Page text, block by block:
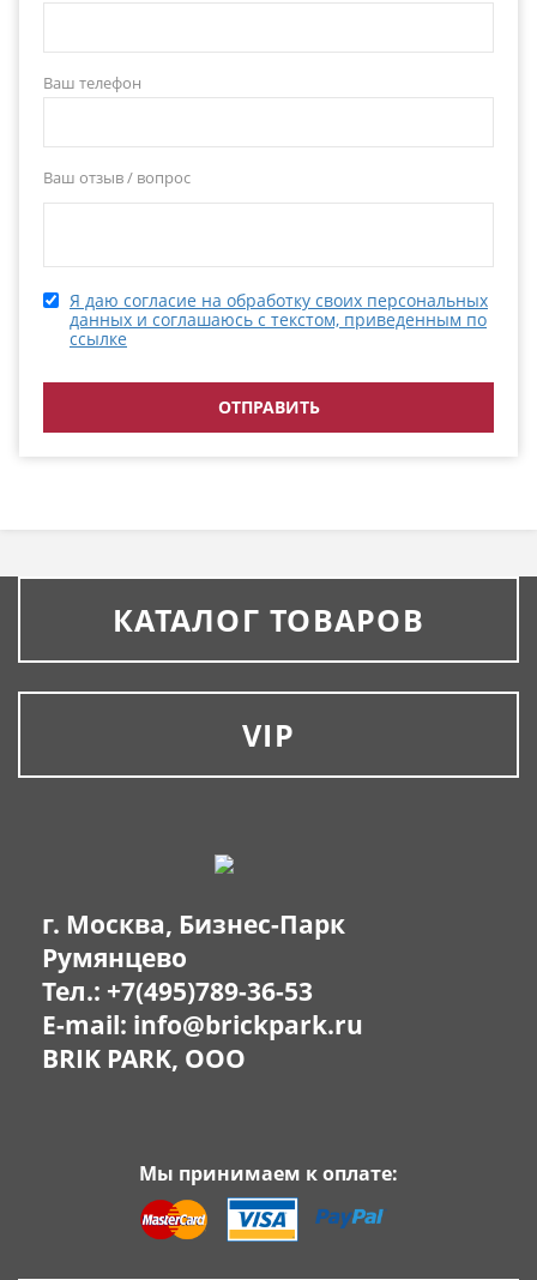
Ваш телефон
Ваш отзыв / вопрос
Я даю согласие на обработку своих персональных
данных и соглашаюсь с текстом, приведенным по
ссылке
КАТАЛОГ ТОВАРОВ
VIP
г. Москва, Бизнес-Парк
Румянцево
Тел.: +7(495)789-36-53
E-mail: info@brickpark.ru
BRIK PARK, OOO
Мы принимаем к оплате: